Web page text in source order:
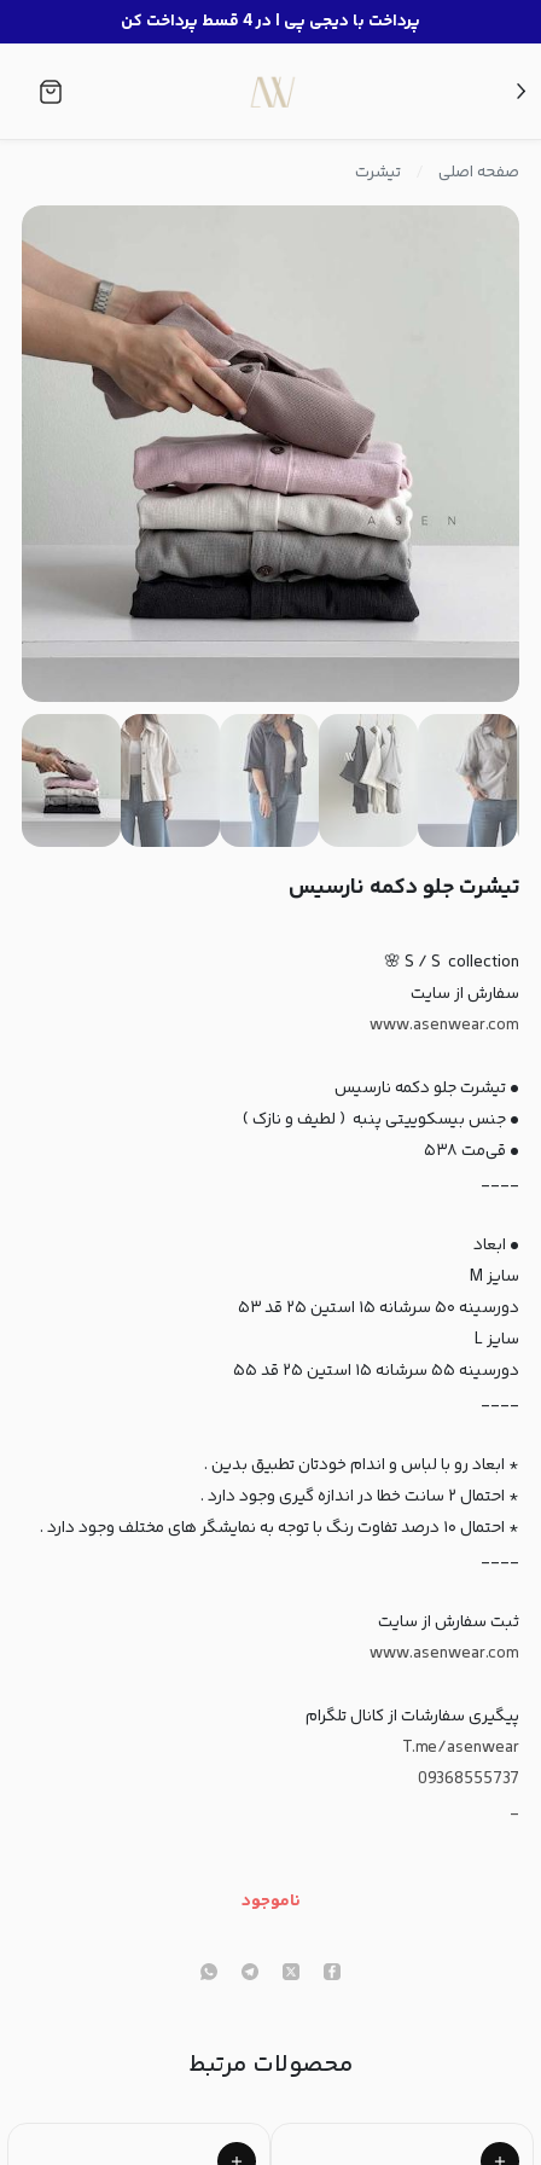
پرداخت با دیجی پی | در 4 قسط پرداخت کن
صفحه اصلی تیشرت
تیشرت جلو دکمه نارسیس
S / S collection 🌸
سفارش از سایت
www.asenwear.com
• تیشرت جلو دکمه نارسیس
• جنس بیسکوییتی پنبه ( لطیف و نازک )
• قی‌مت ۵۳۸
____
• ابعاد
سایز M
دورسینه ۵۰ سرشانه ۱۵ استین ۲۵ قد ۵۳
سایز L
دورسینه ۵۵ سرشانه ۱۵ استین ۲۵ قد ۵۵
____
* ابعاد رو با لباس و اندام خودتان تطبیق بدین .
* احتمال ۲ سانت خطا در اندازه گیری وجود دارد .
* احتمال ۱۰ درصد تفاوت رنگ با توجه به نمایشگر های مختلف وجود دارد .
____
ثبت سفارش از سایت
www.asenwear.com
پیگیری سفارشات از کانال تلگرام
T.me/asenwear
09368555737
_
ناموجود
محصولات مرتبط